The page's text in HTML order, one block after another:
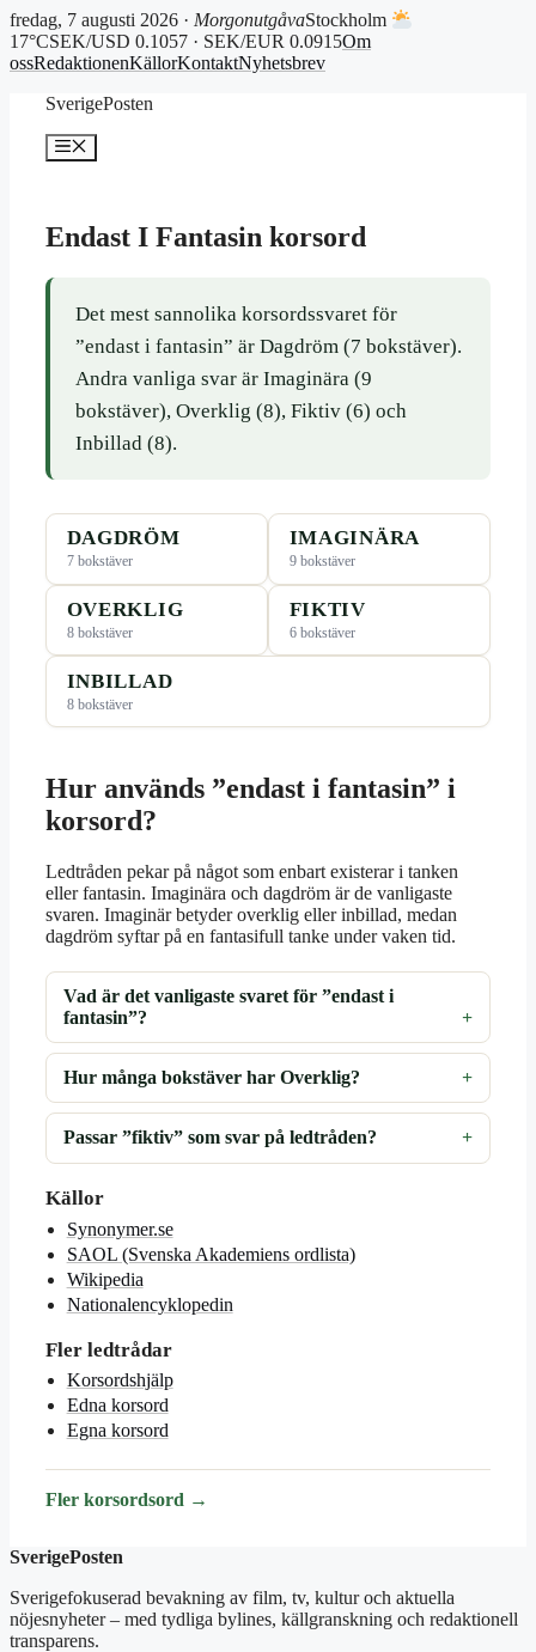
fredag, 7 augusti 2026 · MorgonutgåvaStockholm
17°CSEK/USD 0.1057 · SEK/EUR 0.0915Om
ossRedaktionenKällorKontaktNyhetsbrev
SverigePosten
Meny
Endast I Fantasin korsord
Det mest sannolika korsordssvaret för
”endast i fantasin” är Dagdröm (7 bokstäver).
Andra vanliga svar är Imaginära (9
bokstäver), Overklig (8), Fiktiv (6) och
Inbillad (8).
DAGDRÖM
7 bokstäver
IMAGINÄRA
9 bokstäver
OVERKLIG
8 bokstäver
FIKTIV
6 bokstäver
INBILLAD
8 bokstäver
Hur används ”endast i fantasin” i
korsord?
Ledtråden pekar på något som enbart existerar i tanken
eller fantasin. Imaginära och dagdröm är de vanligaste
svaren. Imaginär betyder overklig eller inbillad, medan
dagdröm syftar på en fantasifull tanke under vaken tid.
Vad är det vanligaste svaret för ”endast i
fantasin”?
Hur många bokstäver har Overklig?
Passar ”fiktiv” som svar på ledtråden?
Källor
Synonymer.se
SAOL (Svenska Akademiens ordlista)
Wikipedia
Nationalencyklopedin
Fler ledtrådar
Korsordshjälp
Edna korsord
Egna korsord
Fler korsordsord →
SverigePosten
Sverigefokuserad bevakning av film, tv, kultur och aktuella
nöjesnyheter – med tydliga bylines, källgranskning och redaktionell
transparens.